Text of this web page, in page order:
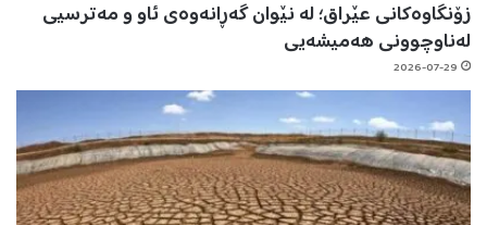
زۆنگاوەکانی عێراق؛ لە نێوان گەڕانەوەی ئاو و مەترسیی
لەناوچوونی هەمیشەیی
2026-07-29